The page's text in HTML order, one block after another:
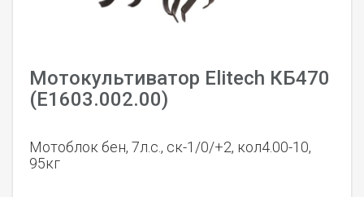
Мотокультиватор Elitech КБ470
(Е1603.002.00)
Мотоблок бен, 7л.с., ск-1/0/+2, кол4.00-10,
95кг